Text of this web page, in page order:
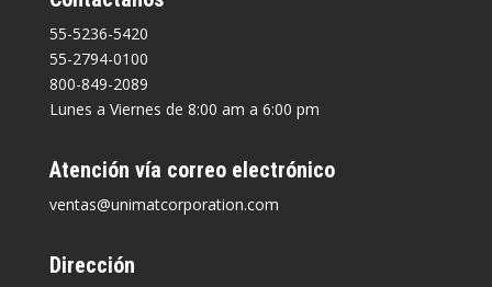
55-5236-5420
55-2794-0100
800-849-2089
Lunes a Viernes de 8:00 am a 6:00 pm
Atención vía correo electrónico
ventas@unimatcorporation.com
Dirección